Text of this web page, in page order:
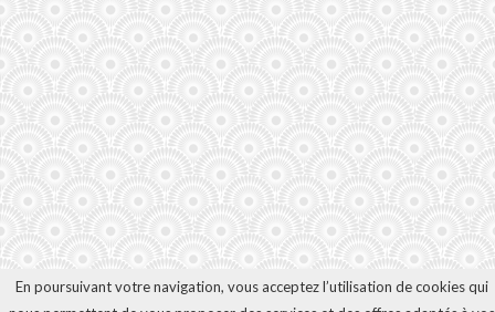
En poursuivant votre navigation, vous acceptez l’utilisation de cookies qui